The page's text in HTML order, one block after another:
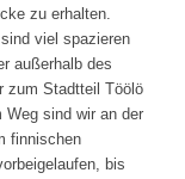
zu erhalten.
viel spazieren
außerhalb des
zum Stadtteil Töölö
sind wir an der
finnischen
bis